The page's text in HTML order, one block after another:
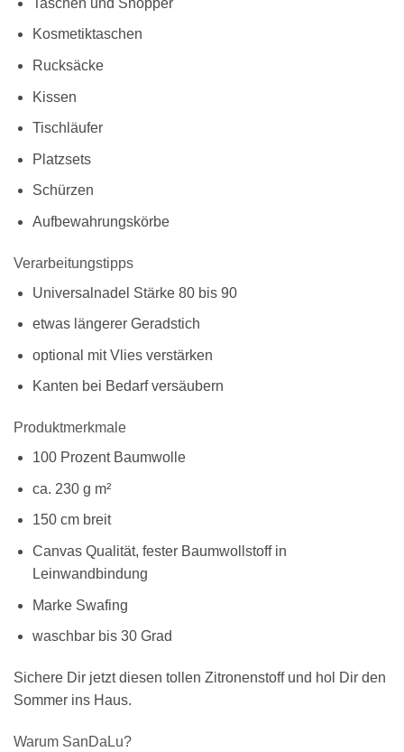
Kosmetiktaschen
Rucksäcke
Kissen
Tischläufer
Platzsets
Schürzen
Aufbewahrungskörbe
Verarbeitungstipps
Universalnadel Stärke 80 bis 90
etwas längerer Geradstich
optional mit Vlies verstärken
Kanten bei Bedarf versäubern
Produktmerkmale
100 Prozent Baumwolle
ca. 230 g m²
150 cm breit
Canvas Qualität, fester Baumwollstoff in
Leinwandbindung
Marke Swafing
waschbar bis 30 Grad
Sichere Dir jetzt diesen tollen Zitronenstoff und hol Dir den
Sommer ins Haus.
Warum SanDaLu?